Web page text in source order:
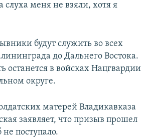
слуха меня не взяли, хотя я
будут служить во всех
до Дальнего Востока.
останется в войсках Нацгвардии
округе.
матерей Владикавказа
заявляет, что призыв прошел
поступало.